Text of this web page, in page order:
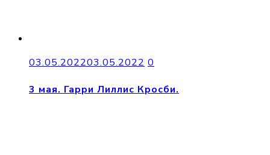
03.05.202203.05.2022 0
3 мая. Гарри Лиллис Кросби.